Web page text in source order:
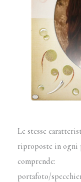
Le stesse
riproposte in ogni
comprende:
portafoto/